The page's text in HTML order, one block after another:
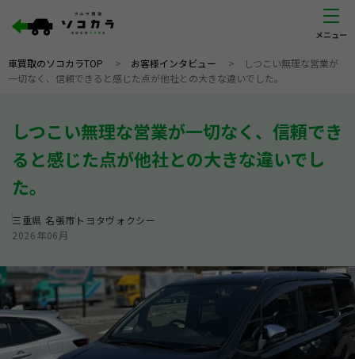
車買取のソコカラTOP > お客様インタビュー >
しつこい無理な営業が
一切なく、信頼できると感じた点が他社との大きな違いでした。
しつこい無理な営業が一切なく、信頼でき
ると感じた点が他社との大きな違いでし
た。
三重県 名張市 トヨタヴォクシー
2026年06月